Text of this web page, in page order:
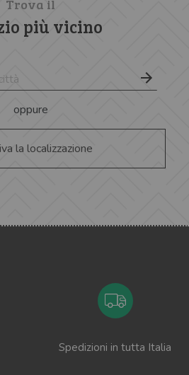
Trova il
più vicino
oppure
la localizzazione
Spedizioni in tutta Italia